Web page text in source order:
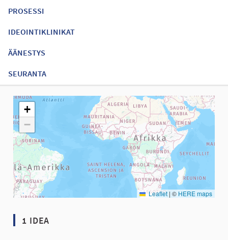
PROSESSI
IDEOINTIKLINIKAT
ÄÄNESTYS
SEURANTA
Seuraavassa elementissä on kartta, joka esittää tämän sivun
+
−
Leaflet | © HERE maps
1 IDEA